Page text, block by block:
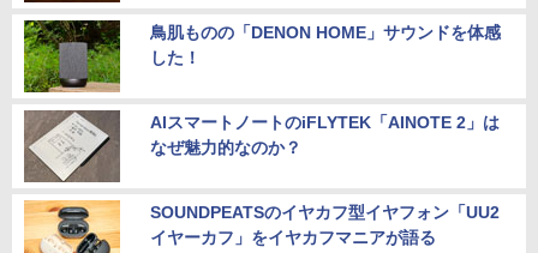
鳥肌ものの「DENON HOME」サウンドを体感
した！
AIスマートノートのiFLYTEK「AINOTE 2」は
なぜ魅力的なのか？
SOUNDPEATSのイヤカフ型イヤフォン「UU2
イヤーカフ」をイヤカフマニアが語る